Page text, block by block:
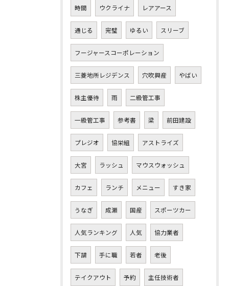
時間 ウクライナ レアアース
通じる 完璧 ゆるい スリーブ
フージャースコーポレーション
三菱地所レジデンス 穴吹興産 やばい
株主優待 雨 二級管工事
一級管工事 参考書 梁 前田建設
プレジオ 協栄組 アストライズ
大宮 ラッシュ マウスウォッシュ
カフェ ランチ メニュー すき家
うなぎ 成瀬 国産 スポーツカー
人気ランキング 人気 協力業者
下請 手に職 若者 老後
テイクアウト 予約 主任技術者